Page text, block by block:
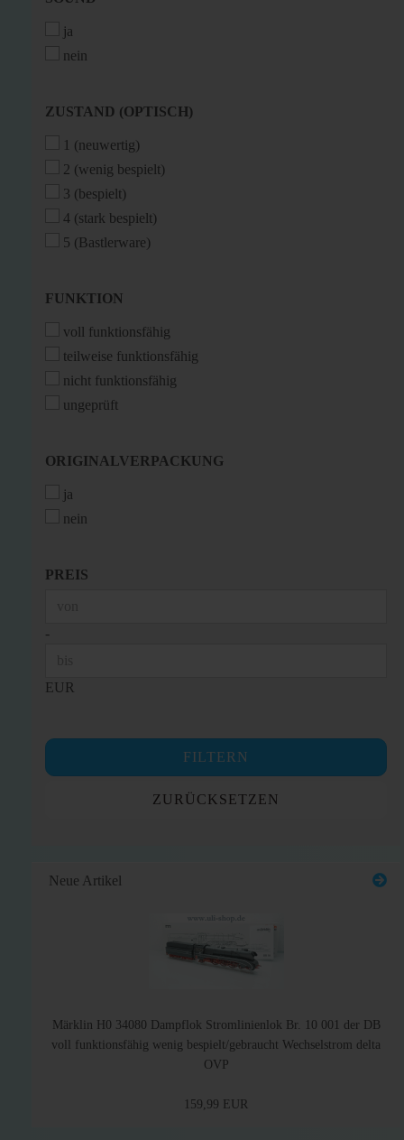
ja
nein
ZUSTAND
ZUSTAND (OPTISCH)
1 (neuwertig)
2 (wenig bespielt)
3 (bespielt)
4 (stark bespielt)
5 (Bastlerware)
FUNKTION
FUNKTION
voll funktionsfähig
teilweise funktionsfähig
nicht funktionsfähig
ungeprüft
ORIGINALVERPACKUNG
ORIGINALVERPACKUNG
ja
nein
PREIS
PREIS
-
EUR
FILTERN
ZURÜCKSETZEN
Neue Artikel
Märklin H0 34080 Dampflok Stromlinienlok Br. 10 001 der DB
voll funktionsfähig wenig bespielt/gebraucht Wechselstrom delta
OVP
159,99 EUR